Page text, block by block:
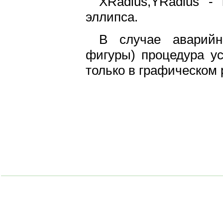
эллипса.
В случае
фигуры) процедура
только в